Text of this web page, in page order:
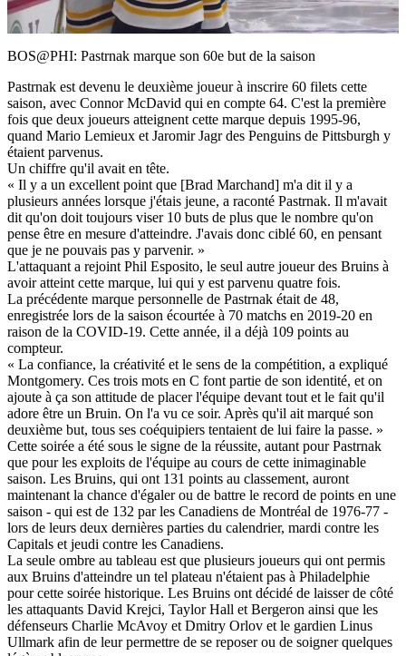
Video
BOS@PHI: Pastrnak marque son 60e but de la saison
Pastrnak est devenu le deuxième joueur à inscrire 60 filets cette
saison, avec Connor McDavid qui en compte 64. C'est la première
fois que deux joueurs atteignent cette marque depuis 1995-96,
quand Mario Lemieux et Jaromir Jagr des Penguins de Pittsburgh y
étaient parvenus.
Un chiffre qu'il avait en tête.
« Il y a un excellent point que [Brad Marchand] m'a dit il y a
plusieurs années lorsque j'étais jeune, a raconté Pastrnak. Il m'avait
dit qu'on doit toujours viser 10 buts de plus que le nombre qu'on
pense être en mesure d'atteindre. J'avais donc ciblé 60, en pensant
que je ne pouvais pas y parvenir. »
L'attaquant a rejoint Phil Esposito, le seul autre joueur des Bruins à
avoir atteint cette marque, lui qui y est parvenu quatre fois.
La précédente marque personnelle de Pastrnak était de 48,
enregistrée lors de la saison écourtée à 70 matchs en 2019-20 en
raison de la COVID-19. Cette année, il a déjà 109 points au
compteur.
« La confiance, la créativité et le sens de la compétition, a expliqué
Montgomery. Ces trois mots en C font partie de son identité, et on
ajoute à ça son attitude de placer l'équipe devant tout et le fait qu'il
adore être un Bruin. On l'a vu ce soir. Après qu'il ait marqué son
deuxième but, tous ses coéquipiers tentaient de lui faire la passe. »
Cette soirée a été sous le signe de la réussite, autant pour Pastrnak
que pour les exploits de l'équipe au cours de cette inimaginable
saison. Les Bruins, qui ont 131 points au classement, auront
maintenant la chance d'égaler ou de battre le record de points en une
saison - qui est de 132 par les Canadiens de Montréal de 1976-77 -
lors de leurs deux dernières parties du calendrier, mardi contre les
Capitals et jeudi contre les Canadiens.
La seule ombre au tableau est que plusieurs joueurs qui ont permis
aux Bruins d'atteindre un tel plateau n'étaient pas à Philadelphie
pour cette soirée historique. Les Bruins ont décidé de laisser de côté
les attaquants David Krejci, Taylor Hall et Bergeron ainsi que les
défenseurs Charlie McAvoy et Dmitry Orlov et le gardien Linus
Ullmark afin de leur permettre de se reposer ou de soigner quelques